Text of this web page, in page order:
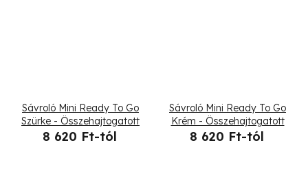
Sávroló Mini Ready To Go
Szürke - Összehajtogatott
8 620 Ft-tól
Sávroló Mini Ready To Go
Krém - Összehajtogatott
8 620 Ft-tól